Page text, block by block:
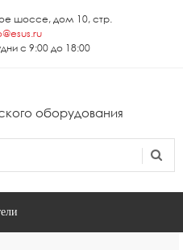
шоссе, дом 10, стр.
с 9:00 до 18:00
оборудования